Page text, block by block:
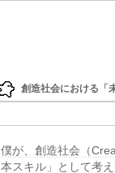
創造社会における「
僕が、創造社会（
本スキル」として考